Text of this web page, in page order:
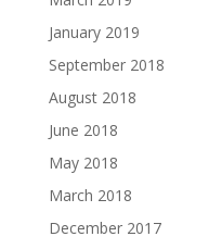
January 2019
September 2018
August 2018
June 2018
May 2018
March 2018
December 2017